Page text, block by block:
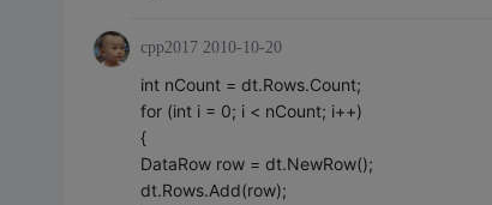
cpp2017 2010-10-20
int nCount = dt.Rows.Count;
for (int i = 0; i < nCount; i++)
{
DataRow row = dt.NewRow();
dt.Rows.Add(row);